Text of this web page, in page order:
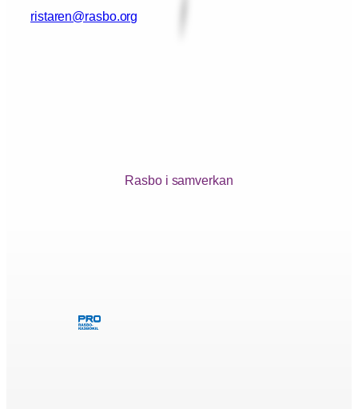
ristaren@rasbo.org
Rasbo i samverkan